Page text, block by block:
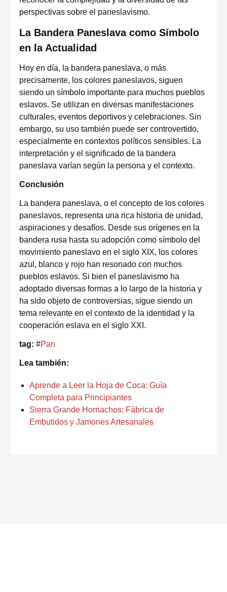
perspectivas sobre el paneslavismo.
La Bandera Paneslava como Símbolo
en la Actualidad
Hoy en día, la bandera paneslava, o más
precisamente, los colores paneslavos, siguen
siendo un símbolo importante para muchos pueblos
eslavos. Se utilizan en diversas manifestaciones
culturales, eventos deportivos y celebraciones. Sin
embargo, su uso también puede ser controvertido,
especialmente en contextos políticos sensibles. La
interpretación y el significado de la bandera
paneslava varían según la persona y el contexto.
Conclusión
La bandera paneslava, o el concepto de los colores
paneslavos, representa una rica historia de unidad,
aspiraciones y desafíos. Desde sus orígenes en la
bandera rusa hasta su adopción como símbolo del
movimiento paneslavo en el siglo XIX, los colores
azul, blanco y rojo han resonado con muchos
pueblos eslavos. Si bien el paneslavismo ha
adoptado diversas formas a lo largo de la historia y
ha sido objeto de controversias, sigue siendo un
tema relevante en el contexto de la identidad y la
cooperación eslava en el siglo XXI.
tag: #Pan
Lea también:
Aprende a Leer la Hoja de Coca: Guía
Completa para Principiantes
Sierra Grande Hornachos: Fábrica de
Embutidos y Jamones Artesanales